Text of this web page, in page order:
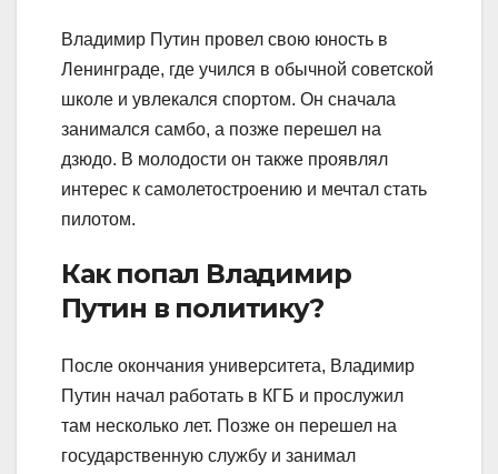
Владимир Путин провел свою юность в
Ленинграде, где учился в обычной советской
школе и увлекался спортом. Он сначала
занимался самбо, а позже перешел на
дзюдо. В молодости он также проявлял
интерес к самолетостроению и мечтал стать
пилотом.
Как попал Владимир
Путин в политику?
После окончания университета, Владимир
Путин начал работать в КГБ и прослужил
там несколько лет. Позже он перешел на
государственную службу и занимал